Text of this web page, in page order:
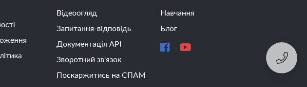
Відеоогляд
Запитання-відповідь
Документація API
Зворотний зв'язок
Поскаржитись на СПАМ
Навчання
Блог